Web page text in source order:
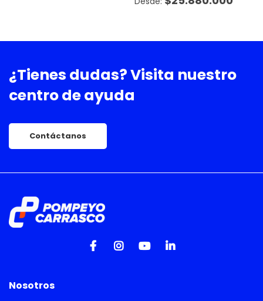
¿Tienes dudas?Visita nuestro
centro de ayuda
Contáctanos
Nosotros